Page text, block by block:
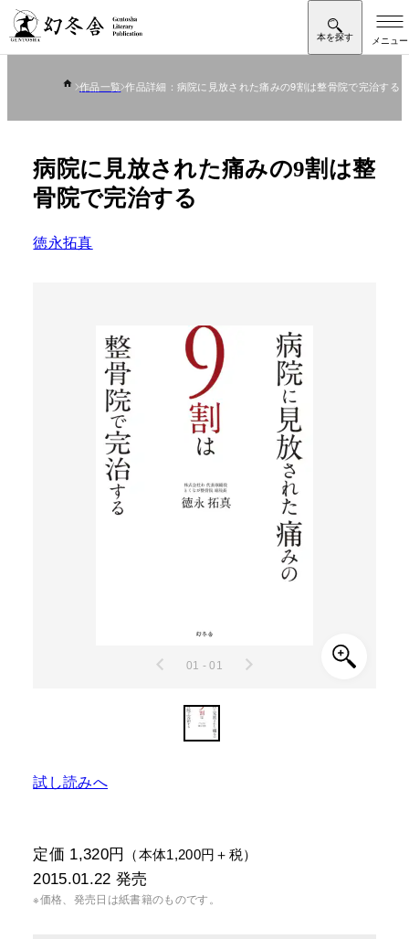
作品一覧 作品詳細：病院に見放された痛みの9割は整骨院で完治する
病院に見放された痛みの9割は整
骨院で完治する
徳永拓真
01 - 01
試し読みへ
定価 1,320円 （本体1,200円＋税）
2015.01.22 発売
※価格、発売日は紙書籍のものです。